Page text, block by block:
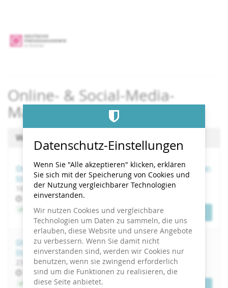
springen
Online- & Social-Media-
Marketing – mit KI
Wählen Sie einen Termin aus
Online- & Social-Media-Marketing – mit KI | September-
Start 2026
16. September –bis
21. Oktober 2026
Uhrzeit
17:00
Jetzt buchen Tickets
Online- & Social-Media-Marketing – mit KI | Februar-
Start 2027
23. Februar –bis
18. März 2027
Uhrzeit
17:00
Jetzt buchen
Datenschutz-Einstellungen
Wenn Sie "Alle akzeptieren" klicken, erklären
Sie sich mit der Speicherung von Cookies und
der Nutzung vergleichbarer Technologien
einverstanden.
Wir nutzen Cookies und vergleichbare
Technologien um Daten zu sammeln, die uns
erlauben, diese Website und unsere Angebote
zu verbessern. Wenn Sie damit nicht
einverstanden sind, werden wir Cookies nur
benutzen, wenn sie zwingend erforderlich
sind um die Funktionen zu realisieren, die
diese Seite anbietet.